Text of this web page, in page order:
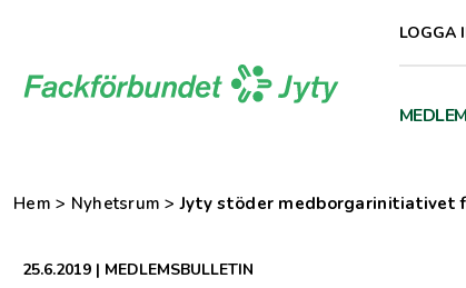
LOGGA
Hem > Nyhetsrum >Jyty stöder medborgarinitiativet
25.6.2019 | MEDLEMSBULLETIN